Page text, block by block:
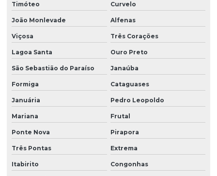
Timóteo Curvelo
João Monlevade Alfenas
Viçosa Três Corações
Lagoa Santa Ouro Preto
São Sebastião do Paraíso Janaúba
Formiga Cataguases
Januária Pedro Leopoldo
Mariana Frutal
Ponte Nova Pirapora
Três Pontas Extrema
Itabirito Congonhas